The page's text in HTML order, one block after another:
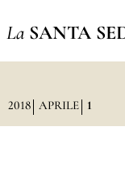
La SANTA
2018 APRILE 1